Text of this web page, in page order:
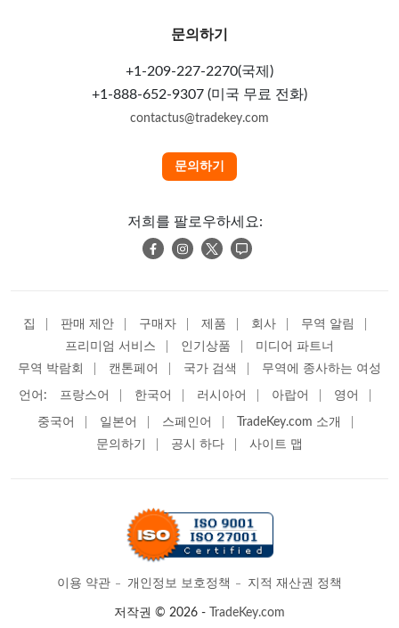
문의하기
+1-209-227-2270(국제)
+1-888-652-9307 (미국 무료 전화)
contactus@tradekey.com
문의하기
저희를 팔로우하세요:
집 판매 제안 구매자 제품 회사
무역 알림
프리미엄 서비스
인기상품
미디어 파트너
무역 박람회
캔톤페어 국가 검색 무역에 종사하는 여성
언어: 프랑스어 한국어 러시아어 아랍어 영어
중국어 일본어 스페인어
TradeKey.com 소개
문의하기
공시 하다 사이트 맵
이용 약관 개인정보 보호정책 지적 재산권 정책
저작권 © 2026 - TradeKey.com